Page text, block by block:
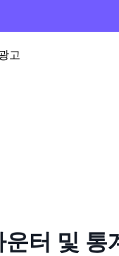
고
터 및 통